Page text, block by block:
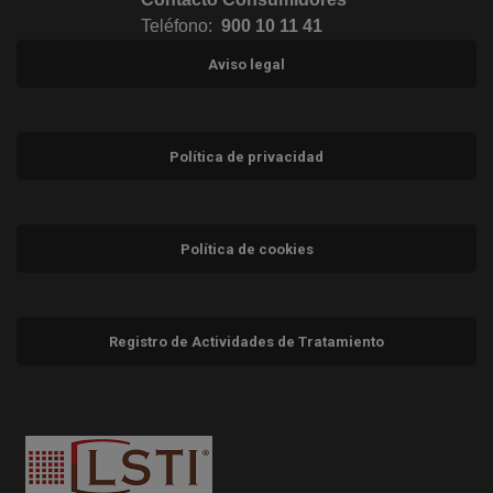
Teléfono: 900 10 11 41
Aviso legal
Política de privacidad
Política de cookies
Registro de Actividades de Tratamiento